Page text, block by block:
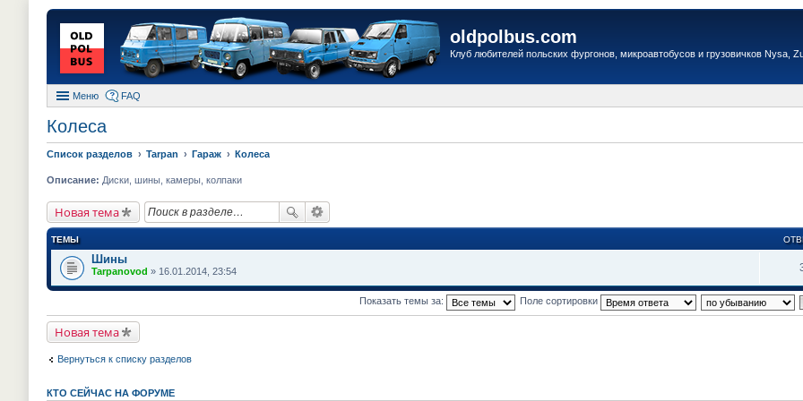
oldpolbus.com
Клуб любителей польских фургонов, микроавтобусов и грузовичков Nysa,
Меню FAQ
Колеса
Список разделов Tarpan Гараж Колеса
Описание: Диски, шины, камеры, колпаки
Новая тема
ТЕМЫ
Шины
Tarpanovod » 16.01.2014, 23:54
Показать темы за: Поле сортировки
Новая тема
Вернуться к списку разделов
КТО СЕЙЧАС НА ФОРУМЕ